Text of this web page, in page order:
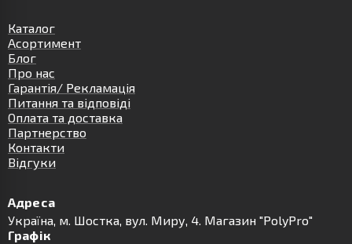
Каталог
Асортимент
Блог
Про нас
Гарантія/ Рекламація
Питання та відповіді
Оплата та доставка
Партнерство
Контакти
Відгуки
Адреса
Українa, м. Шостка, вул. Миру, 4. Магазин "PolyPro"
Графік